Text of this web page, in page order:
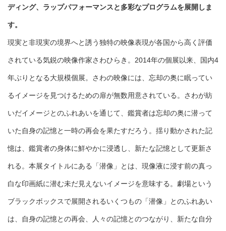
ディング、ラップパフォーマンスと多彩なプログラムを展開しま
す。
現実と非現実の境界へと誘う独特の映像表現が各国から高く評価
されている気鋭の映像作家さわひらき。2014年の個展以来、国内4
年ぶりとなる大規模個展。さわの映像には、忘却の奥に眠ってい
るイメージを見つけるための扉が無数用意されている。さわが紡
いだイメージとのふれあいを通じて、鑑賞者は忘却の奥に潜って
いた自身の記憶と一時の再会を果たすだろう。揺り動かされた記
憶は、鑑賞者の身体に鮮やかに浸透し、新たな記憶として更新さ
れる。本展タイトルにある「潜像」とは、現像液に浸す前の真っ
白な印画紙に潜む未だ見えないイメージを意味する。劇場という
ブラックボックスで展開されるいくつもの「潜像」とのふれあい
は、自身の記憶との再会、人々の記憶とのつながり、新たな自分